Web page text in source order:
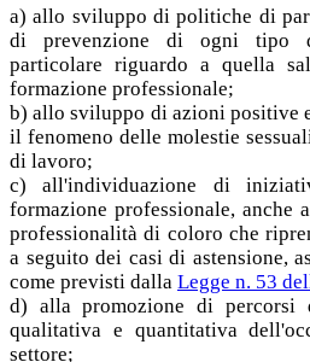
a) allo sviluppo di politiche di
di prevenzione di ogni tipo
particolare riguardo a quella
formazione professionale;
b) allo sviluppo di azioni positive
il fenomeno delle molestie
di lavoro;
c) all'individuazione di
formazione professionale, anche
professionalità di coloro che
a seguito dei casi di astensione,
come previsti dalla Legge n. 53
d) alla promozione di percorsi
qualitativa e quantitativa
settore;